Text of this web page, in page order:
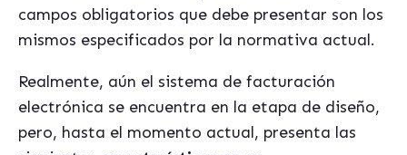
campos obligatorios que debe presentar son los
mismos especificados por la normativa actual.
Realmente, aún el sistema de facturación
electrónica se encuentra en la etapa de diseño,
pero, hasta el momento actual, presenta las